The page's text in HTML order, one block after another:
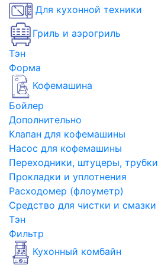
Для кухонной техники
Гриль и аэрогриль
Тэн
Форма
Кофемашина
Бойлер
Дополнительно
Клапан для кофемашины
Насос для кофемашины
Переходники, штуцеры, трубки
Прокладки и уплотнения
Расходомер (флоуметр)
Средство для чистки и смазки
Тэн
Фильтр
Кухонный комбайн